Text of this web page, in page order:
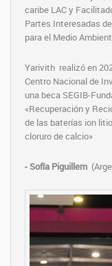
caribe LAC y
Partes Interesadas
para el Medio
Yarivith realizó en
Centro Nacional de
una beca SEGIB-
«Recuperación y
de las baterías ion
cloruro de calcio»
- Sofía Piguillem